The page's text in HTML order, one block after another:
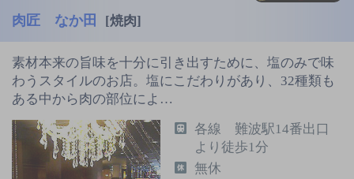
肉匠 なか田 [焼肉]
素材本来の旨味を十分に引き出すために、塩のみで味
わうスタイルのお店。塩にこだわりがあり、32種類も
ある中から肉の部位によ…
各線 難波駅14番出口
より徒歩1分
無休